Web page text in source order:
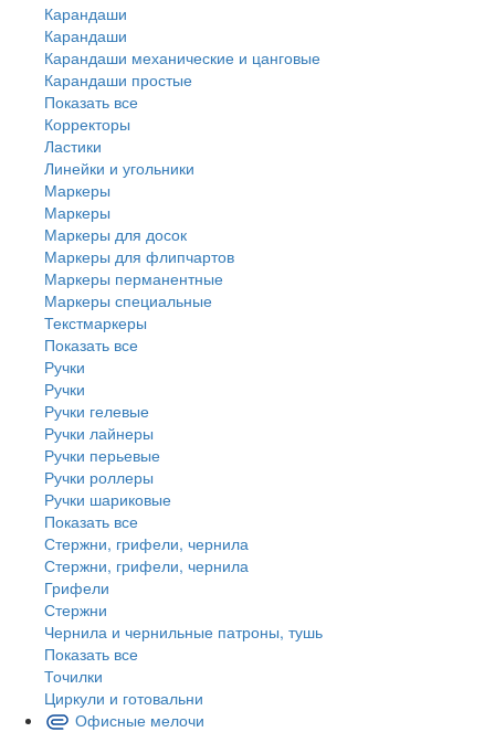
Карандаши
Карандаши
Карандаши механические и цанговые
Карандаши простые
Показать все
Корректоры
Ластики
Линейки и угольники
Маркеры
Маркеры
Маркеры для досок
Маркеры для флипчартов
Маркеры перманентные
Маркеры специальные
Текстмаркеры
Показать все
Ручки
Ручки
Ручки гелевые
Ручки лайнеры
Ручки перьевые
Ручки роллеры
Ручки шариковые
Показать все
Стержни, грифели, чернила
Стержни, грифели, чернила
Грифели
Стержни
Чернила и чернильные патроны, тушь
Показать все
Точилки
Циркули и готовальни
Офисные мелочи